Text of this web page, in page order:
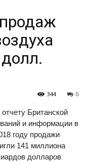
0
344
Британской
и информации в
году продажи
141 миллиона
долларов